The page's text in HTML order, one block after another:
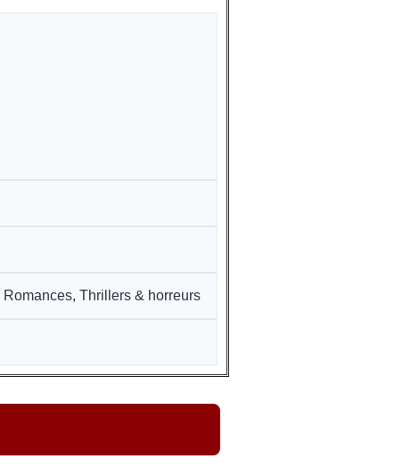
Romances, Thrillers & horreurs